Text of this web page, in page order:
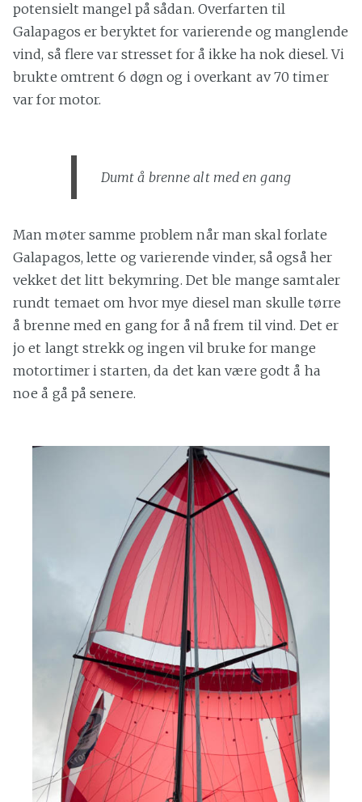
potensielt mangel på sådan. Overfarten til
Galapagos er beryktet for varierende og manglende
vind, så flere var stresset for å ikke ha nok diesel. Vi
brukte omtrent 6 døgn og i overkant av 70 timer
var for motor.
Dumt å brenne alt med en gang
Man møter samme problem når man skal forlate
Galapagos, lette og varierende vinder, så også her
vekket det litt bekymring. Det ble mange samtaler
rundt temaet om hvor mye diesel man skulle tørre
å brenne med en gang for å nå frem til vind. Det er
jo et langt strekk og ingen vil bruke for mange
motortimer i starten, da det kan være godt å ha
noe å gå på senere.